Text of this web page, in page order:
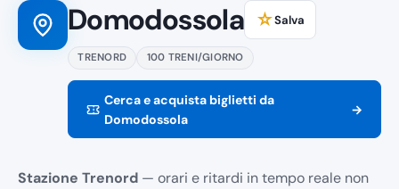
Domodossola ☆Salva
TRENORD 100 TRENI/GIORNO
Cerca e acquista biglietti da
Domodossola
→
Stazione Trenord — orari e ritardi in tempo reale non